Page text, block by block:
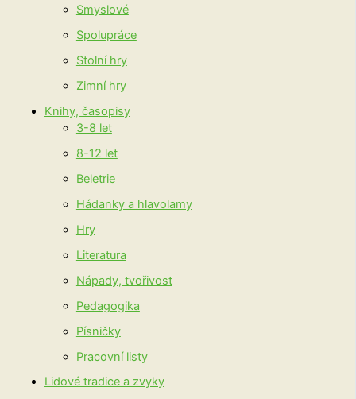
Smyslové
Spolupráce
Stolní hry
Zimní hry
Knihy, časopisy
3-8 let
8-12 let
Beletrie
Hádanky a hlavolamy
Hry
Literatura
Nápady, tvořivost
Pedagogika
Písničky
Pracovní listy
Lidové tradice a zvyky